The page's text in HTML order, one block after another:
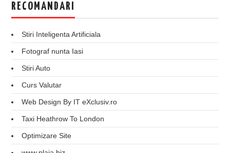
RECOMANDARI
Stiri Inteligenta Artificiala
Fotograf nunta Iasi
Stiri Auto
Curs Valutar
Web Design By IT eXclusiv.ro
Taxi Heathrow To London
Optimizare Site